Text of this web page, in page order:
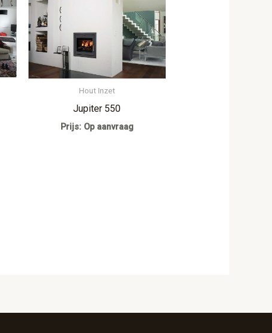
Hout Inzet
Jupiter 550
Prijs: Op aanvraag